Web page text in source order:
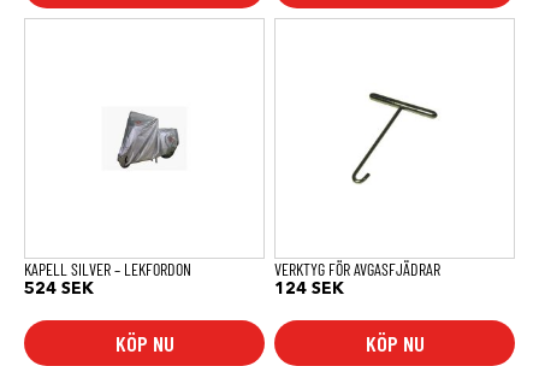
KAPELL SILVER – LEKFORDON
524 SEK
KÖP NU
VERKTYG FÖR AVGASFJÄDRAR
124 SEK
KÖP NU